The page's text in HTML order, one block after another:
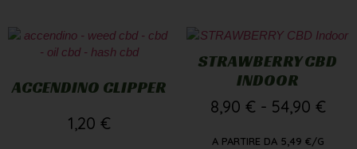
ACCENDINO CLIPPER
1,20 €
STRAWBERRY CBD
INDOOR
8,90 € - 54,90 €
A PARTIRE DA 5,49 €/G